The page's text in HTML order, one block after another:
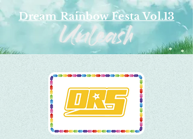
Dream Rainbow Festa Vol.13